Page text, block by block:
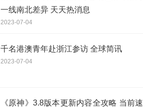
一线南北差异 天天热消息
2023-07-04
千名港澳青年赴浙江参访 全球简讯
2023-07-04
《原神》3.8版本更新内容全攻略 当前速